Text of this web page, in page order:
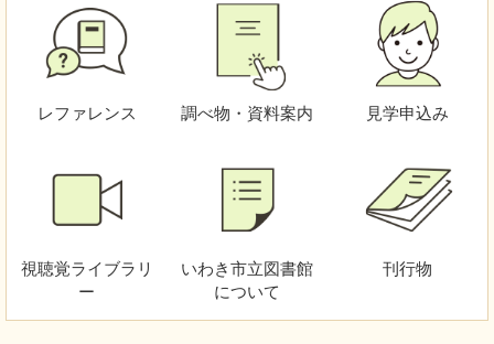
レファレンス 調べ物・資料案内 見学申込み
視聴覚ライブラリ
ー
いわき市立図書館
について
刊行物